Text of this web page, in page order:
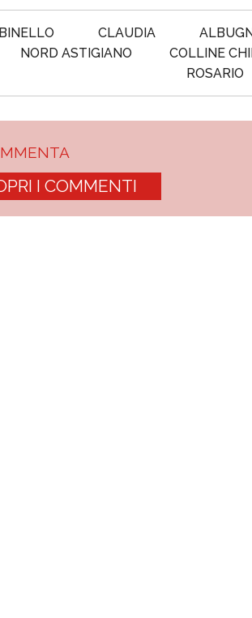
CLAUDIA
NORD ASTIGIANO
COLLINE
ROSARIO
I COMMENTI